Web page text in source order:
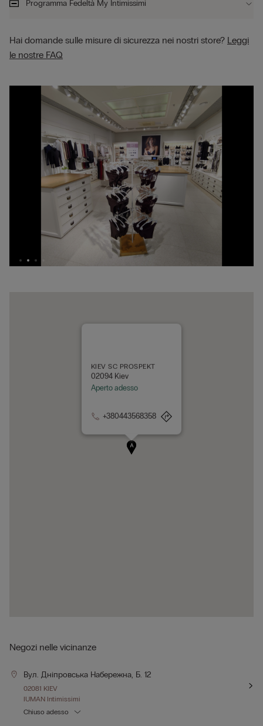
A
KIEV SC PROSPEKT
02094 Kiev
Aperto adesso
+380443568358
Programma Fedeltà My Intimissimi
Hai domande sulle misure di sicurezza nei nostri store? Leggi
le nostre FAQ
Negozi nelle vicinanze
Вул. Дніпровська Набережна, Б. 12
02081 KIEV
IUMAN Intimissimi
Chiuso adesso